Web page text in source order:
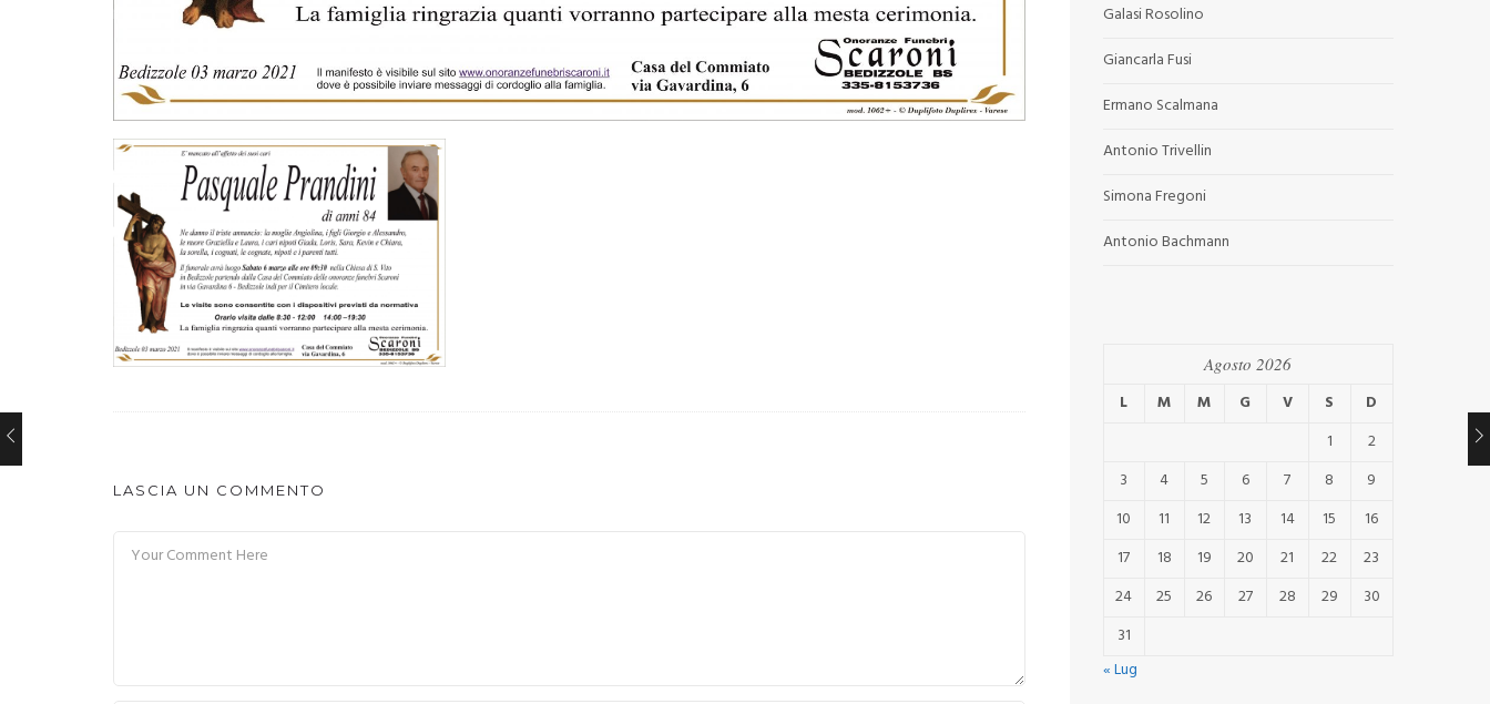
LASCIA UN COMMENTO
Galasi Rosolino
Giancarla Fusi
Ermano Scalmana
Antonio Trivellin
Simona Fregoni
Antonio Bachmann
Agosto 2026
L M M G V S
D
1
2
3
4 5 6 7 8
9
10
11 12 13 14 15
16
17
18 19 20 21 22
23
24
25 26 27 28 29
30
31
« Lug